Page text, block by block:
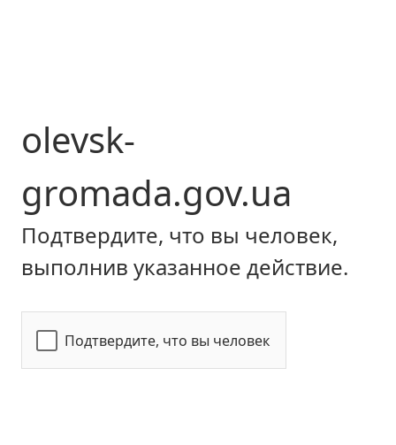
olevsk-
gromada.gov.ua
Подтвердите, что вы человек,
выполнив указанное действие.
Подтвердите, что вы человек